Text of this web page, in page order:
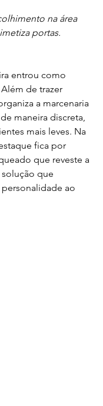
na área
portas.
entrou como
de trazer
a marcenaria
maneira discreta,
mais leves. Na
fica por
que reveste a
que
ao